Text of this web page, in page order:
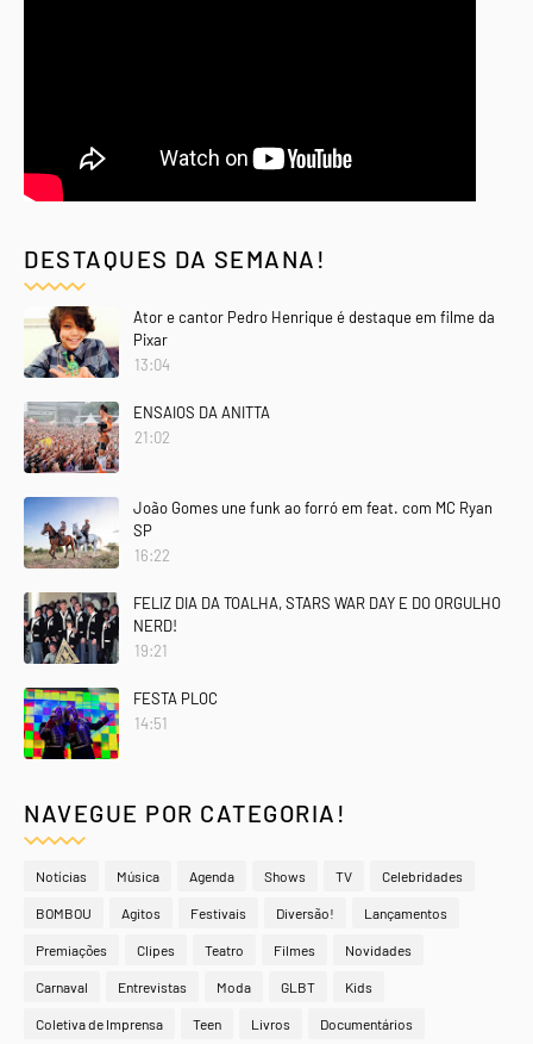
DESTAQUES DA SEMANA!
Ator e cantor Pedro Henrique é destaque em filme da
Pixar
13:04
ENSAIOS DA ANITTA
21:02
João Gomes une funk ao forró em feat. com MC Ryan
SP
16:22
FELIZ DIA DA TOALHA, STARS WAR DAY E DO ORGULHO
NERD!
19:21
FESTA PLOC
14:51
NAVEGUE POR CATEGORIA!
Notícias Música Agenda Shows TV Celebridades
BOMBOU Agitos Festivais Diversão! Lançamentos
Premiações Clipes Teatro Filmes Novidades
Carnaval Entrevistas Moda GLBT Kids
Coletiva de Imprensa Teen Livros Documentários